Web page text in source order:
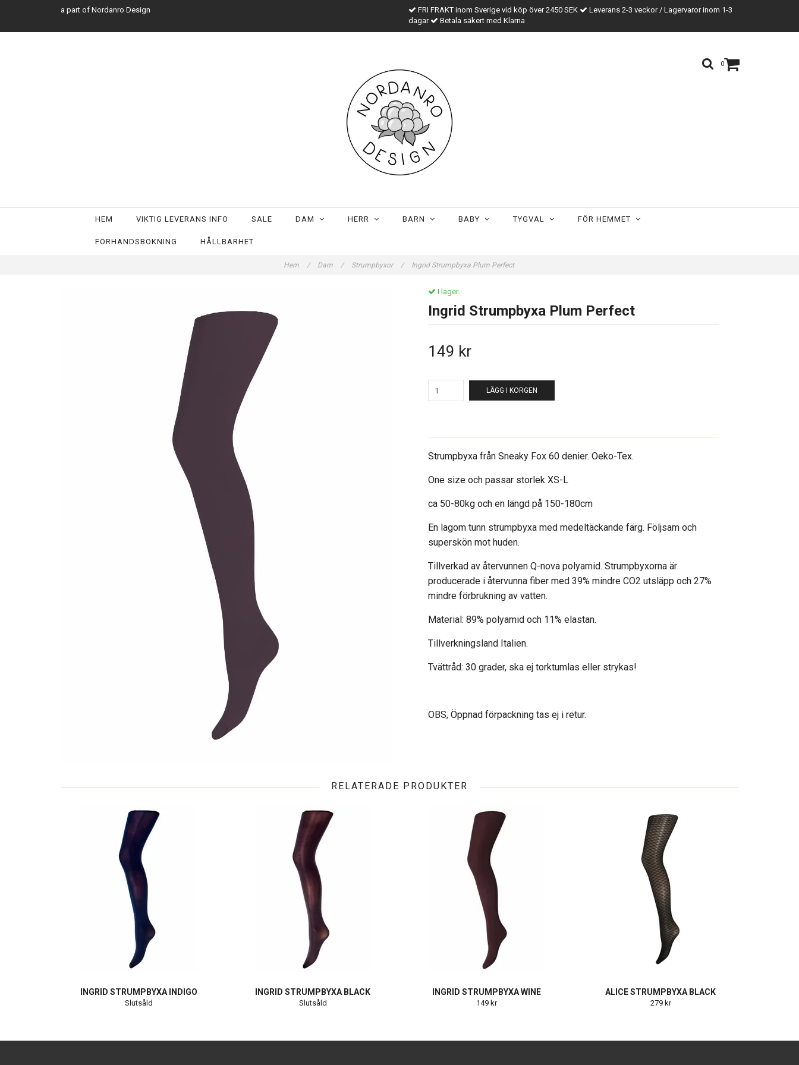
a part of Nordanro Design FRI FRAKT inom Sverige vid köp över 2450 SEK
Leverans 2-3 veckor / Lagervaror inom 1-3
dagar
Betala säkert med Klarna
0
HEM VIKTIG LEVERANS INFO SALE DAM HERR BARN BABY TYGVAL FÖR HEMMET
FÖRHANDSBOKNING HÅLLBARHET
Hem / Dam / Strumpbyxor / Ingrid Strumpbyxa Plum Perfect
I lager.
Ingrid Strumpbyxa Plum Perfect
149 kr
LÄGG I KORGEN
Strumpbyxa från Sneaky Fox 60 denier. Oeko-Tex.
One size och passar storlek XS-L
ca 50-80kg och en längd på 150-180cm
En lagom tunn strumpbyxa med medeltäckande färg. Följsam och
superskön mot huden.
Tillverkad av återvunnen Q-nova polyamid. Strumpbyxorna är
producerade i återvunna fiber med 39% mindre CO2 utsläpp och 27%
mindre förbrukning av vatten.
Material: 89% polyamid och 11% elastan.
Tillverkningsland Italien.
Tvättråd: 30 grader, ska ej torktumlas eller strykas!
OBS, Öppnad förpackning tas ej i retur.
RELATERADE PRODUKTER
INGRID STRUMPBYXA INDIGO
Slutsåld
INGRID STRUMPBYXA BLACK
Slutsåld
INGRID STRUMPBYXA WINE
149 kr
ALICE STRUMPBYXA BLACK
279 kr